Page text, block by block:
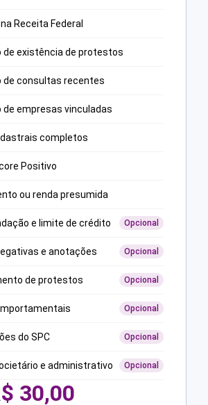
Receita Federal
de existência de protestos
de consultas recentes
de empresas vinculadas
completos
Positivo
ou renda presumida
e limite de crédito Opcional
e anotações Opcional
de protestos Opcional
Opcional
do SPC Opcional
e administrativo Opcional
30,00